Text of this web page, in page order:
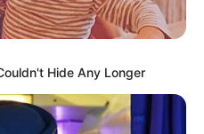
Reciclagem: Esculturas
com rolo de papel higiênico
Hide Any Longer